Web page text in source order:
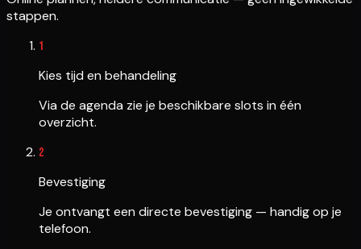
stappen.
1
Kies tijd en behandeling
Via de agenda zie je beschikbare slots in één
overzicht.
2
Bevestiging
Je ontvangt een directe bevestiging — handig op je
telefoon.